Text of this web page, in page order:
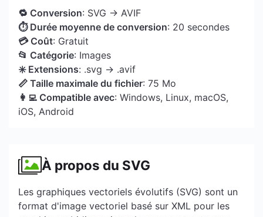
🔁 Conversion: SVG → AVIF
⏱ Durée moyenne de conversion: 20 secondes
💳 Coût: Gratuit
📂 Catégorie: Images
✳️ Extensions: .svg → .avif
📏 Taille maximale du fichier: 75 Mo
👩‍💻 Compatible avec: Windows, Linux, macOS,
iOS, Android
À propos du SVG
Les graphiques vectoriels évolutifs (SVG) sont un
format d'image vectoriel basé sur XML pour les